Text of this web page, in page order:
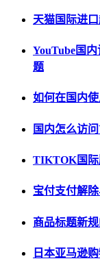
天猫国际进
YouTube国
题
如何在国内
国内怎么访
TIKTOK国际
宝付支付解
商品标题新
日本亚马逊